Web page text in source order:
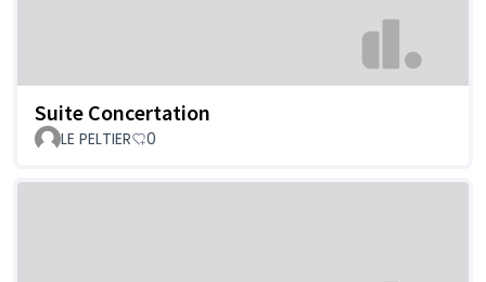
Suite Concertation
LE PELTIER 0